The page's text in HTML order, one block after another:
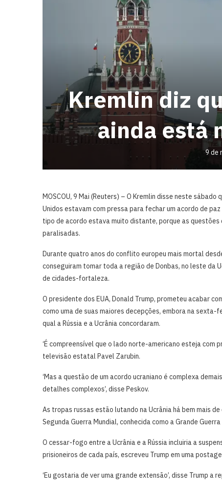
Kremlin diz
ainda está
9 de
MOSCOU, 9 Mai (Reuters) – O Kremlin ⁠disse neste sábado
⁠Unidos estavam com pressa para fechar um acordo de
tipo de acordo estava muito distante, ‌porque as
paralisadas.
Durante quatro anos do conflito europeu mais mortal
conseguiram tomar toda a região de Donbas, no ⁠leste ‌da
de cidades-fortaleza.
O presidente dos EUA, Donald Trump, prometeu acabar
como uma de suas maiores decepções, embora na
qual a Rússia e a Ucrânia concordaram.
‘É ​compreensível que o lado norte-americano esteja com
televisão estatal Pavel Zarubin.
‘Mas a questão de um acordo ucraniano é complexa
detalhes complexos’, disse Peskov.
As tropas russas estão lutando na Ucrânia há bem mais
Segunda ​Guerra Mundial, conhecida ​como a Grande
O cessar-fogo entre a ⁠Ucrânia e a Rússia incluiria ​a
prisioneiros de cada país, escreveu Trump em uma
‘Eu gostaria de ver uma grande extensão’, disse Trump a